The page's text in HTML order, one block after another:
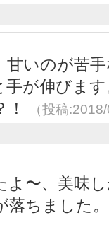
いのが苦
手が伸びま
！
（投稿
よ〜、美味
落ちました